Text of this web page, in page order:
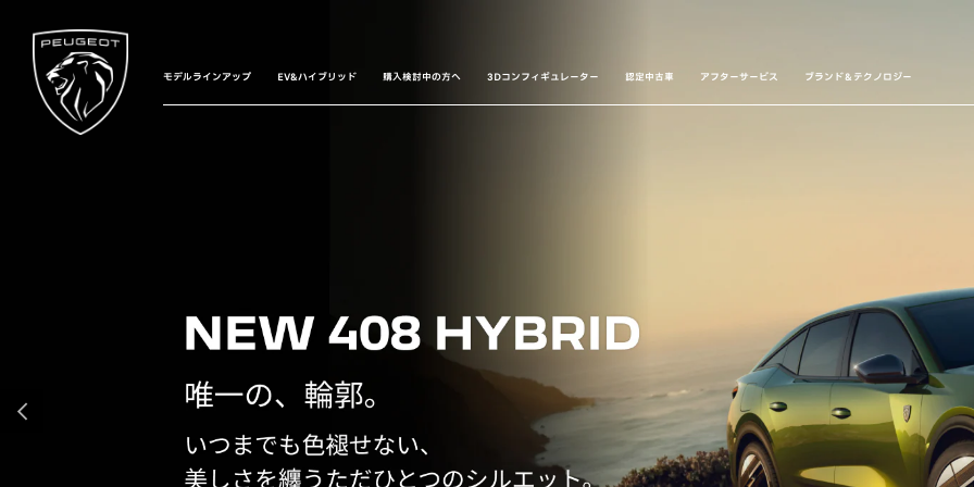
モデルラインアップ EV&ハイブリッド 購入検討中の方へ 3Dコンフィギュレーター 認定中古車 アフターサービス ブランド＆テクノロジー